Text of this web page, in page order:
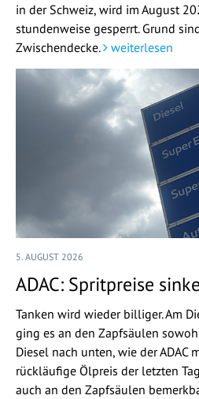
in der Schweiz, wird im August
stundenweise gesperrt. Grund
Zwischendecke.
weiterlesen
5. AUGUST 2026
ADAC: Spritpreise
Tanken wird wieder billiger. Am
ging es an den Zapfsäulen
Diesel nach unten, wie der ADAC
rückläufige Ölpreis der letzten
auch an den Zapfsäulen